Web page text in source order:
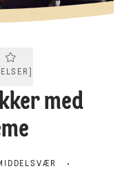
rating 0.0. Click to rate.
med